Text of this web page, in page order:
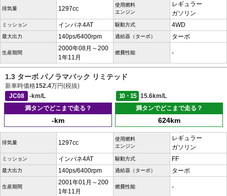
排気量 1297cc
使用燃料
エンジン
レギュラー
ガソリン
ミッション インパネ4AT 駆動方式 4WD
最大出力 140ps/6400rpm 過給器（ターボ） ターボ
生産期間
2000年08月～200
1年11月
燃費性能 -
1.3 ターボ パノラマパック リミテッド
新車時価格152.4万円(税抜)
JC08
-km/L 10・15
15.6km/L
満タンでどこまで走る？
-km
満タンでどこまで走る？
624km
排気量 1297cc
使用燃料
エンジン
レギュラー
ガソリン
ミッション インパネ4AT 駆動方式 FF
最大出力 140ps/6400rpm 過給器（ターボ） ターボ
生産期間
2001年01月～200
1年11月
燃費性能 -